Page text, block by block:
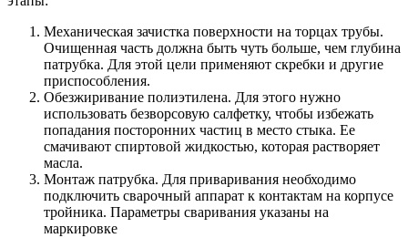
Механическая зачистка поверхности на торцах трубы.
Очищенная часть должна быть чуть больше, чем глубина
патрубка. Для этой цели применяют скребки и другие
приспособления.
Обезжиривание полиэтилена. Для этого нужно
использовать безворсовую салфетку, чтобы избежать
попадания посторонних частиц в место стыка. Ее
смачивают спиртовой жидкостью, которая растворяет
масла.
Монтаж патрубка. Для приваривания необходимо
подключить сварочный аппарат к контактам на корпусе
тройника. Параметры сваривания указаны на
маркировке